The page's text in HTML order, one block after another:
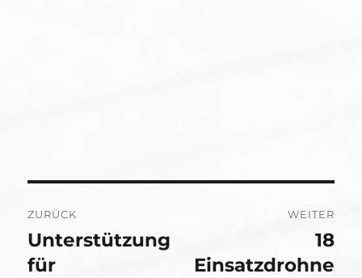
ZURÜCK
Vorheriger
Beitrag:
Unterstützung
für
WEITER
Beitrag:
18
Einsatzdrohne